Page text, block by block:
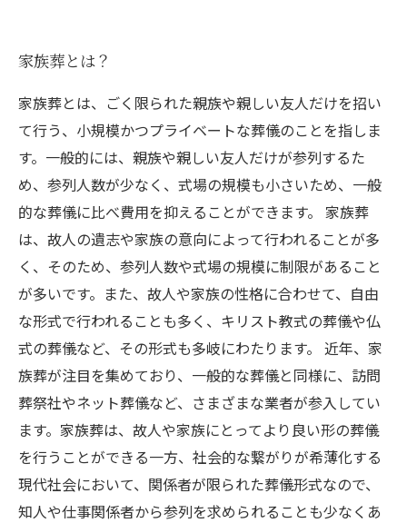
家族葬とは？
家族葬とは、ごく限られた親族や親しい友人だけを招い
て行う、小規模かつプライベートな葬儀のことを指しま
す。一般的には、親族や親しい友人だけが参列するた
め、参列人数が少なく、式場の規模も小さいため、一般
的な葬儀に比べ費用を抑えることができます。 家族葬
は、故人の遺志や家族の意向によって行われることが多
く、そのため、参列人数や式場の規模に制限があること
が多いです。また、故人や家族の性格に合わせて、自由
な形式で行われることも多く、キリスト教式の葬儀や仏
式の葬儀など、その形式も多岐にわたります。 近年、家
族葬が注目を集めており、一般的な葬儀と同様に、訪問
葬祭社やネット葬儀など、さまざまな業者が参入してい
ます。家族葬は、故人や家族にとってより良い形の葬儀
を行うことができる一方、社会的な繋がりが希薄化する
現代社会において、関係者が限られた葬儀形式なので、
知人や仕事関係者から参列を求められることも少なくあ